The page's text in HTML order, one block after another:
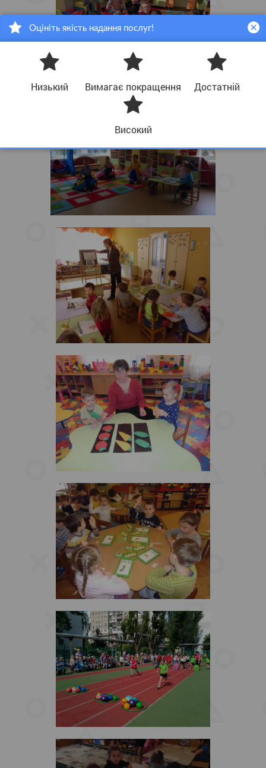
Оцініть якість надання послуг!
Низький Вимагає покращення Достатній
Високий